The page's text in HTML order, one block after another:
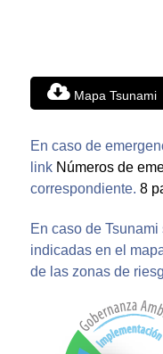
Mapa Tsunami
En caso de
link Números de
correspondiente. 8
En caso de
indicadas en el
de las zonas de